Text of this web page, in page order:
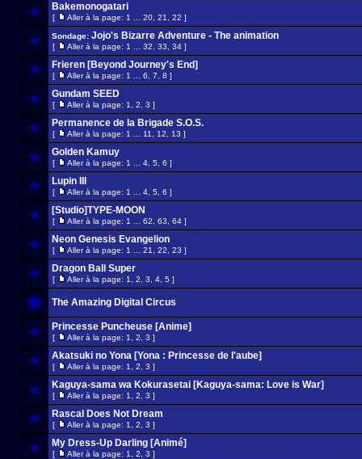
Bakemonogatari
[ Aller à la page: 1 20 21 22 ]
Sondage: Jojo's Bizarre Adventure - The animation
[ Aller à la page: 1 32 33 34 ]
Frieren [Beyond Journey's End]
[ Aller à la page: 1 6 7 8 ]
Gundam SEED
[ Aller à la page: 1 2 3 ]
Permanence de la Brigade S.O.S.
[ Aller à la page: 1 11 12 13 ]
Golden Kamuy
[ Aller à la page: 1 4 5 6 ]
Lupin III
[ Aller à la page: 1 4 5 6 ]
[Studio]TYPE-MOON
[ Aller à la page: 1 62 63 64 ]
Neon Genesis Evangelion
[ Aller à la page: 1 21 22 23 ]
Dragon Ball Super
[ Aller à la page: 1 2 3 4 5 ]
The Amazing Digital Circus
Princesse Puncheuse [Anime]
[ Aller à la page: 1 2 3 ]
Akatsuki no Yona [Yona : Princesse de l'aube]
[ Aller à la page: 1 2 3 ]
Kaguya-sama wa Kokurasetai [Kaguya-sama: Love is War]
[ Aller à la page: 1 2 3 ]
Rascal Does Not Dream
[ Aller à la page: 1 2 3 ]
My Dress-Up Darling [Animé]
[ Aller à la page: 1 2 3 ]